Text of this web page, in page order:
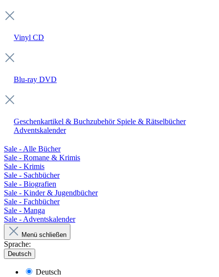
Vinyl CD
Blu-ray DVD
Geschenkartikel & Buchzubehör Spiele & Rätselbücher
Adventskalender
Sale - Alle Bücher
Sale - Romane & Krimis
Sale - Krimis
Sale - Sachbücher
Sale - Biografien
Sale - Kinder & Jugendbücher
Sale - Fachbücher
Sale - Manga
Sale - Adventskalender
Menü schließen
Sprache:
Deutsch
Deutsch